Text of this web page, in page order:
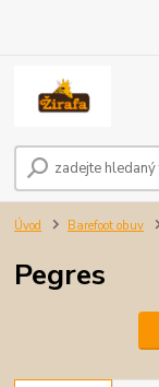
Úvod Barefoot obuv
Pegres